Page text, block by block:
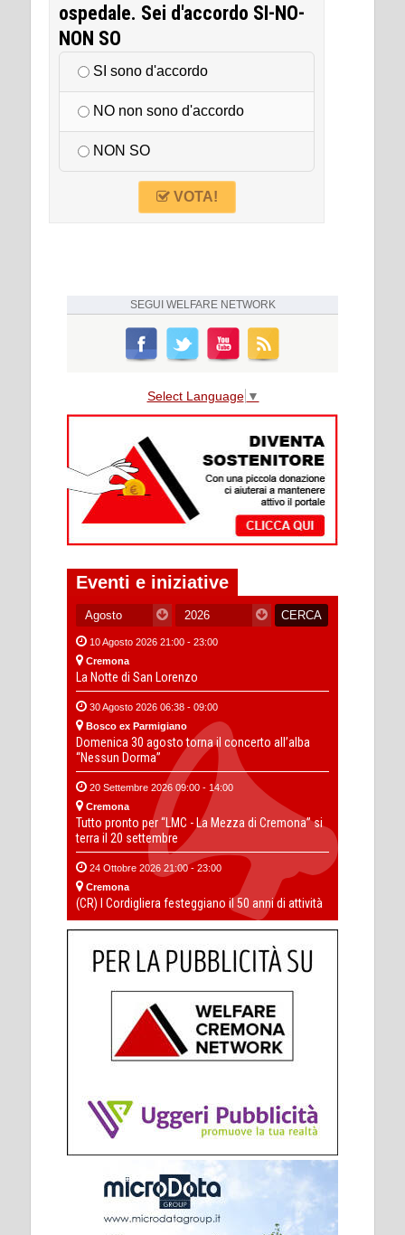
ospedale. Sei d'accordo SI-NO-
NON SO
SI sono d'accordo
NO non sono d'accordo
NON SO
VOTA!
SEGUI WELFARE NETWORK
Select Language ▼
Eventi e iniziative
10 Agosto 2026 21:00 - 23:00
Cremona
La Notte di San Lorenzo
30 Agosto 2026 06:38 - 09:00
Bosco ex Parmigiano
Domenica 30 agosto torna il concerto all’alba
“Nessun Dorma”
20 Settembre 2026 09:00 - 14:00
Cremona
Tutto pronto per “LMC - La Mezza di Cremona” si
terra il 20 settembre
24 Ottobre 2026 21:00 - 23:00
Cremona
(CR) I Cordigliera festeggiano il 50 anni di attività